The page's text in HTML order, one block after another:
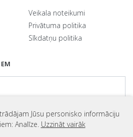
Veikala noteikumi
Privātuma politika
Sīkdatņu politika
Jūsu personisko informāciju
Analīze. Uzzināt vairāk